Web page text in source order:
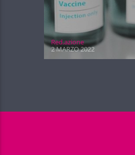
Red.azione
2 MARZO 2022